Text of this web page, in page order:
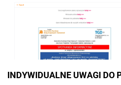
INDYWIDUALNE UWAGI DO